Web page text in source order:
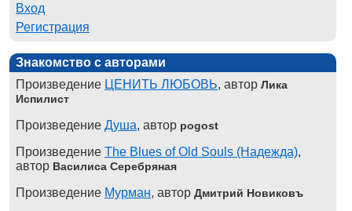
Вход
Регистрация
Знакомство с авторами
Произведение ЦЕНИТЬ ЛЮБОВЬ, автор Лика
Испилист
Произведение Душа, автор pogost
Произведение The Blues of Old Souls (Надежда),
автор Василиса Серебряная
Произведение Мурман, автор Дмитрий Новиковъ